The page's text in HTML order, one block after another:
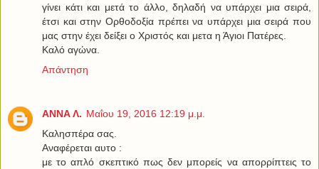
γίνει κάτι και μετά το άλλο, δηλαδή να υπάρχει μια σειρά,
έτσι και στην Ορθοδοξία πρέπει να υπάρχει μια σειρά που
μας στην έχει δείξει ο Χριστός και μετα η Άγιοι Πατέρες.
Καλό αγώνα.
Απάντηση
ΑΝΝΑ Λ. Μαΐου 19, 2016 12:19 μ.μ.
Καλησπέρα σας.
Αναφέρεται αυτο :
με το απλό σκεπτικό πως δεν μπορείς να απορρίπτεις το